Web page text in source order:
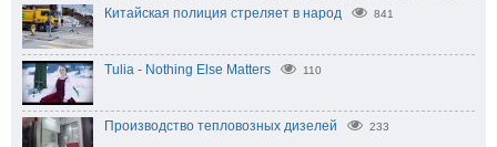
Китайская полиция стреляет в народ 841
Tulia - Nothing Else Matters 110
Производство тепловозных дизелей 233